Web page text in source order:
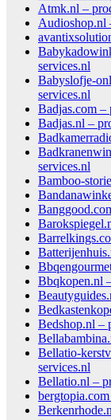
Atmk.nl –
Audioshop.nl
services.nl
Babyslofje-
services.nl
Badjas.com –
Badjas.nl –
services.nl
Bamboo-
Bbqkopen.nl
Bedshop.nl –
Bellatio-
services.nl
Bellatio.nl –